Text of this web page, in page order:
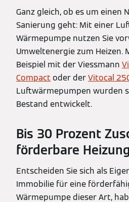
Ganz gleich, ob es um einen
Sanierung geht: Mit einer
Wärmepumpe nutzen Sie
Umweltenergie zum Heizen.
Beispiel mit der Viessmann
Compact oder derVitocal
Luftwärmepumpen wurden
Bestand entwickelt.
Bis 30 Prozent
förderbare
Entscheiden Sie sich als
Immobilie für eine
Wärmepumpe dieser Art,